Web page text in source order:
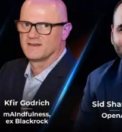
งนี้ไม่ได้ส่งผลต่อทิศทาง
เลือกตั้ง โดยเฉพาะ
รรคในสภาคองเกรสเห็น
ด็นการบังคับการถ่ายโอน
องประธานาธิบดีทรัมป์ ทำ
รุนแรงยังมีอยู่ อย่างไร
ศรษฐกิจสหรัฐฯ
ษีนำเข้าสินค้าจีนในระยะ